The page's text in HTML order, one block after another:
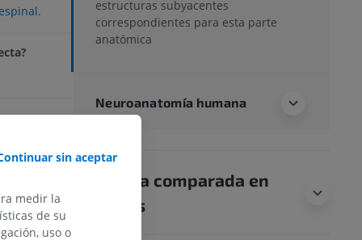
.
Cord and the
Kluwer
137-142.
of the
estructuras subyacentes
correspondientes para esta parte
anatómica
Neuroanatomía humana
Anatomía comparada en
animales
sin aceptar
medir la
de su
uso o